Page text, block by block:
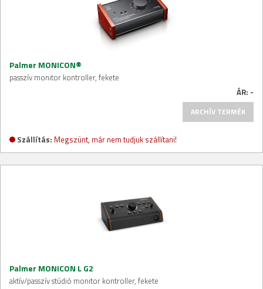
Palmer MONICON®
passzív monitor kontroller, fekete
ÁR: -
ARCHÍV TERMÉK
Szállítás: Megszünt, már nem tudjuk szállítani!
Palmer MONICON L G2
aktív/passzív stúdió monitor kontroller, fekete